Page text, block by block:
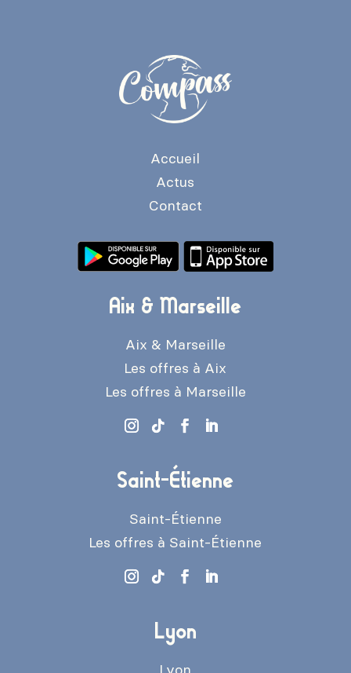
Accueil
Actus
Contact
Aix & Marseille
Aix & Marseille
Les offres à Aix
Les offres à Marseille
Saint-Étienne
Saint-Étienne
Les offres à Saint-Étienne
Lyon